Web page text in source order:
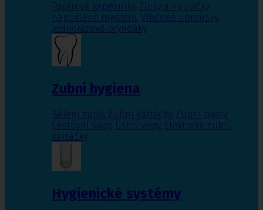
Papírové kapesníky, Žínky a houbičky
napuštěné mýdlem, Vlhčené ubrousky,
Jednorázové bryndáky
Zubní hygiena
Bělení zubů, Zubní kartáčky, Zubní pasty,
Cestovní sady, Ústní vody, Elektrické zubní
kartáčky
Hygienické systémy